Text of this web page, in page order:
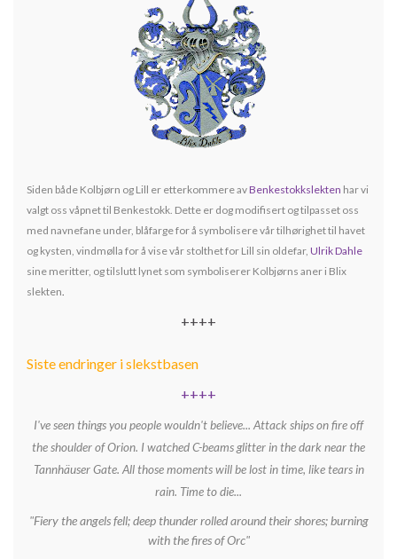
Siden både Kolbjørn og Lill er etterkommere avBenkestokkslekten har vi
valgt oss våpnet til Benkestokk. Dette er dog modifisert og tilpasset oss
med navnefane under, blåfarge for å symbolisere vår tilhørighet til havet
og kysten, vindmølla for å vise vår stolthet for Lill sin oldefar, Ulrik Dahle
sine meritter, og tilslutt lynet som symboliserer Kolbjørns aner i Blix
slekten
++++
Siste endringer i slekstbasen
++++
I've seen things you people wouldn't believe... Attack ships on fire off
the shoulder of Orion. I watched C-beams glitter in the dark near the
Tannhäuser Gate. All those moments will be lost in time, like tears in
rain. Time to die...
"Fiery the angels fell; deep thunder rolled around their shores; burning
with the fires of Orc"